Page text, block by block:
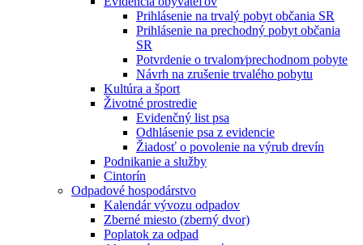
Prihlásenie na trvalý pobyt občania SR
Prihlásenie na prechodný pobyt občania
SR
Potvrdenie o trvalom⁄prechodnom pobyte
Návrh na zrušenie trvalého pobytu
Kultúra a šport
Životné prostredie
Evidenčný list psa
Odhlásenie psa z evidencie
Žiadosť o povolenie na výrub drevín
Podnikanie a služby
Cintorín
Odpadové hospodárstvo
Kalendár vývozu odpadov
Zberné miesto (zberný dvor)
Poplatok za odpad